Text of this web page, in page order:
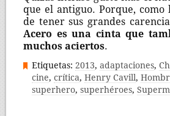
que el antiguo. Porque, como
de tener sus grandes
Acero es una cinta que
muchos aciertos.
Etiquetas: 2013, adaptaciones,
cine, crítica, Henry Cavill,
superhero, superhéroes,